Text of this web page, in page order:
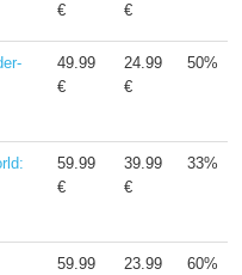
€
€
49.99
€
24.99
€
50%
59.99
€
39.99
€
33%
59.99
23.99
60%